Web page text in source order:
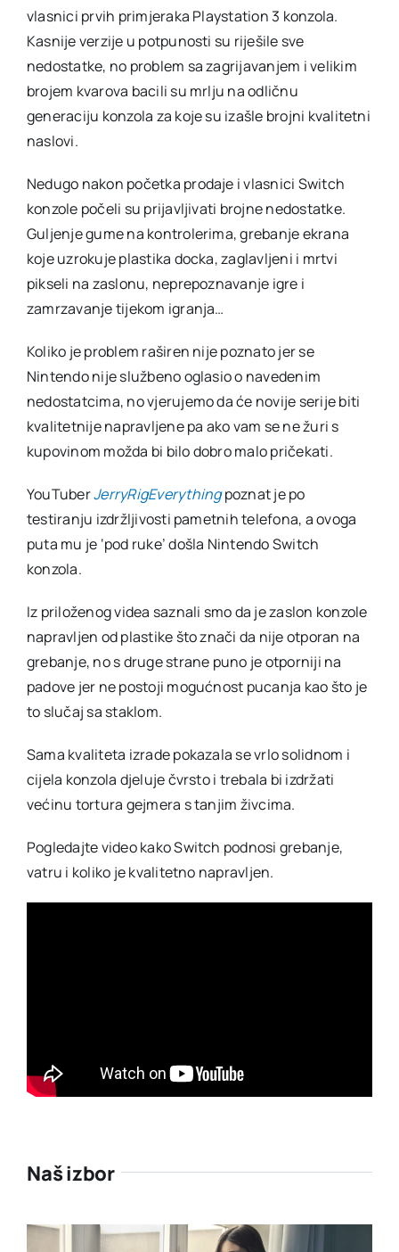
vlasnici prvih primjeraka Playstation 3 konzola.
Kasnije verzije u potpunosti su riješile sve
nedostatke, no problem sa zagrijavanjem i velikim
brojem kvarova bacili su mrlju na odličnu
generaciju konzola za koje su izašle brojni kvalitetni
naslovi.
Nedugo nakon početka prodaje i vlasnici Switch
konzole počeli su prijavljivati brojne nedostatke.
Guljenje gume na kontrolerima, grebanje ekrana
koje uzrokuje plastika docka, zaglavljeni i mrtvi
pikseli na zaslonu, neprepoznavanje igre i
zamrzavanje tijekom igranja…
Koliko je problem raširen nije poznato jer se
Nintendo nije službeno oglasio o navedenim
nedostatcima, no vjerujemo da će novije serije biti
kvalitetnije napravljene pa ako vam se ne žuri s
kupovinom možda bi bilo dobro malo pričekati.
YouTuberJerryRigEverything poznat je po
testiranju izdržljivosti pametnih telefona, a ovoga
puta mu je ‘pod ruke’ došla Nintendo Switch
konzola.
Iz priloženog videa saznali smo da je zaslon konzole
napravljen od plastike što znači da nije otporan na
grebanje, no s druge strane puno je otporniji na
padove jer ne postoji mogućnost pucanja kao što je
to slučaj sa staklom.
Sama kvaliteta izrade pokazala se vrlo solidnom i
cijela konzola djeluje čvrsto i trebala bi izdržati
većinu tortura gejmera s tanjim živcima.
Pogledajte video kako Switch podnosi grebanje,
vatru i koliko je kvalitetno napravljen.
Naš izbor